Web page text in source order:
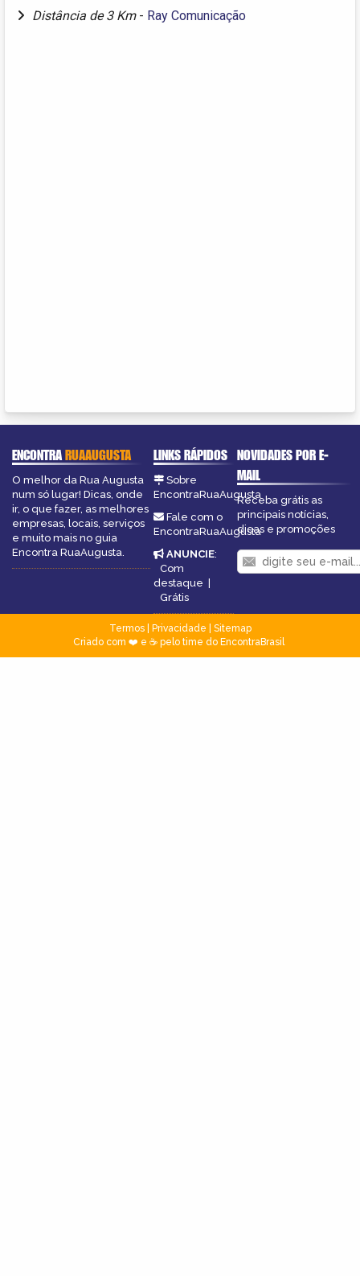
Distância de 3 Km - Ray Comunicação
ENCONTRARUAAUGUSTA
O melhor da Rua Augusta
num só lugar! Dicas, onde
ir, o que fazer, as melhores
empresas, locais, serviços
e muito mais no guia
Encontra RuaAugusta.
LINKS RÁPIDOS
Sobre
EncontraRuaAugusta
Fale com o
EncontraRuaAugusta
ANUNCIE:
Com
destaque |
Grátis
NOVIDADES POR E-
MAIL
Receba grátis as
principais notícias,
dicas e promoções
Termos| Privacidade
Sitemap
Criado com ❤️ e ☕ pelo time do EncontraBrasil